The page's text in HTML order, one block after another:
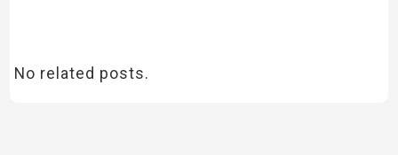
No related posts.